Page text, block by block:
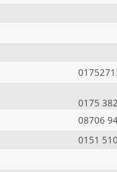
0175
08706
0151